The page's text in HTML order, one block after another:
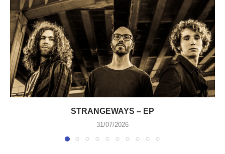
STRANGEWAYS – EP
31/07/2026